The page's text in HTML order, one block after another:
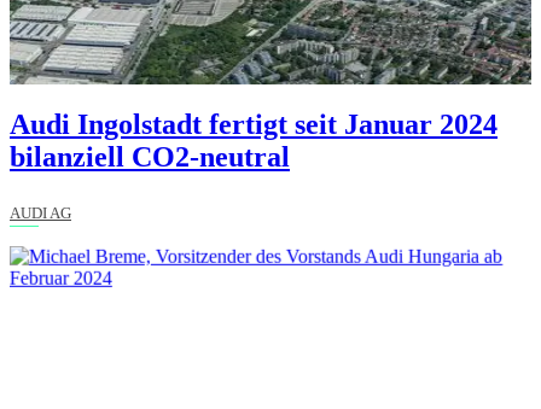
Audi Ingolstadt fertigt seit Januar 2024
bilanziell CO2-neutral
AUDI AG